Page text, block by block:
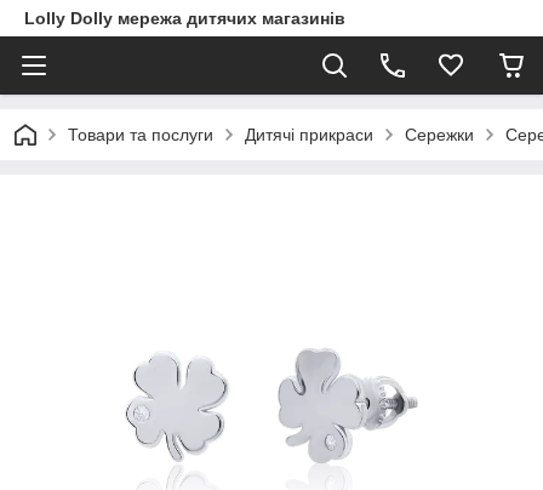
Lolly Dolly мережа дитячих магазинів
Товари та послуги Дитячі прикраси Сережки